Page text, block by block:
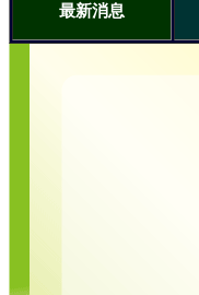
最新消息